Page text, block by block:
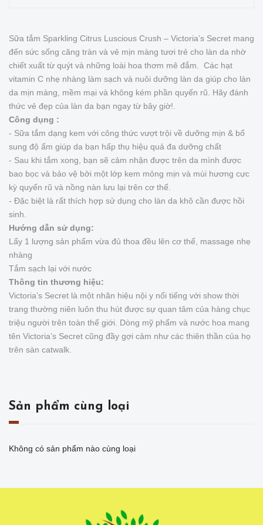
Sữa tắm Sparkling Citrus Luscious Crush – Victoria’s Secret mang
đến sức sống căng tràn và vẻ mịn màng tươi trẻ cho làn da nhờ
chiết xuất từ quýt và những loài hoa thơm mê đắm. Các hạt
vitamin C nhẹ nhàng làm sạch và nuôi dưỡng làn da giúp cho làn
da mịn màng, mềm mại và không kém phần quyến rũ. Hãy đánh
thức vẻ đẹp của làn da bạn ngay từ bây giờ!.
Công dụng :
- Sữa tắm dạng kem với công thức vượt trội về dưỡng mịn & bổ
sung độ ẩm giúp da bạn hấp thụ hiệu quả đa dưỡng chất
- Sau khi tắm xong, bạn sẽ cảm nhận được trên da mình được
bao bọc và bảo vệ bởi một lớp kem mỏng mịn và mùi hương cực
kỳ quyến rũ và nồng nàn lưu lại trên cơ thể.
- Đặc biệt là rất thích hợp sử dụng cho làn da khô cần được hồi
sinh.
Hướng dẫn sử dụng:
Lấy 1 lượng sản phẩm vừa đủ thoa đều lên cơ thể, massage nhẹ
nhàng
Tắm sạch lại với nước
Thông tin thương hiệu:
Victoria’s Secret là một nhãn hiệu nội y nổi tiếng với show thời
trang thường niên luôn thu hút được sự quan tâm của hàng chục
triệu người trên toàn thế giới. Dòng mỹ phẩm và nước hoa mang
tên Victoria’s Secret cũng đầy gợi cảm như các thiên thần của họ
trên sàn catwalk.
Sản phẩm cùng loại
Không có sản phẩm nào cùng loại